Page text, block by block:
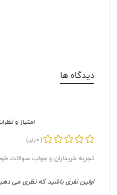
دیدگاه ها
امتیاز و
(
0 رای)
تجربه خریداران و جواب سوالات خود
اولین نفری باشید که نظری می